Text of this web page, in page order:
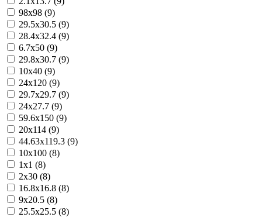
98x98 (9)
29.5x30.5 (9)
28.4x32.4 (9)
6.7x50 (9)
29.8x30.7 (9)
10x40 (9)
24x120 (9)
29.7x29.7 (9)
24x27.7 (9)
59.6x150 (9)
20x114 (9)
44.63x119.3 (9)
10x100 (8)
1x1 (8)
2x30 (8)
16.8x16.8 (8)
9x20.5 (8)
25.5x25.5 (8)